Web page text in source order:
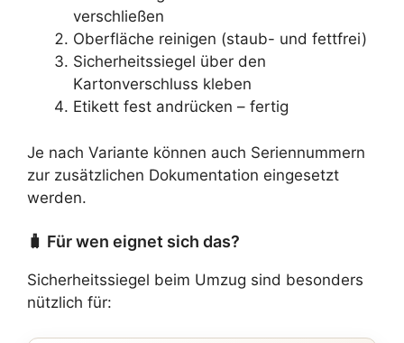
verschließen
Oberfläche reinigen (staub- und fettfrei)
Sicherheitssiegel über den
Kartonverschluss kleben
Etikett fest andrücken – fertig
Je nach Variante können auch Seriennummern
zur zusätzlichen Dokumentation eingesetzt
werden.
🧳 Für wen eignet sich das?
Sicherheitssiegel beim Umzug sind besonders
nützlich für: